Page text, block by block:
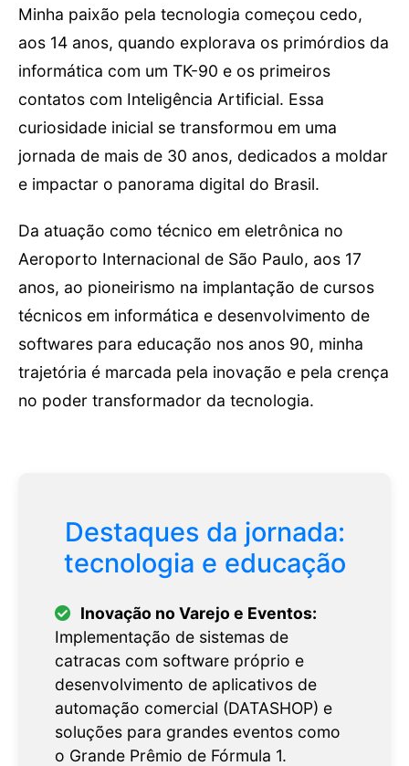
Minha paixão pela tecnologia começou cedo,
aos 14 anos, quando explorava os primórdios da
informática com um TK-90 e os primeiros
contatos com Inteligência Artificial. Essa
curiosidade inicial se transformou em uma
jornada de mais de 30 anos, dedicados a moldar
e impactar o panorama digital do Brasil.
Da atuação como técnico em eletrônica no
Aeroporto Internacional de São Paulo, aos 17
anos, ao pioneirismo na implantação de cursos
técnicos em informática e desenvolvimento de
softwares para educação nos anos 90, minha
trajetória é marcada pela inovação e pela crença
no poder transformador da tecnologia.
Destaques da jornada:
tecnologia e educação
Inovação no Varejo e Eventos:
Implementação de sistemas de
catracas com software próprio e
desenvolvimento de aplicativos de
automação comercial (DATASHOP) e
soluções para grandes eventos como
o Grande Prêmio de Fórmula 1.